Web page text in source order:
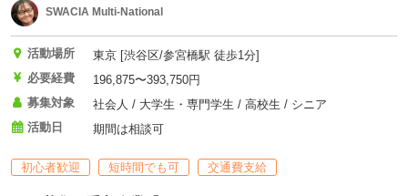
SWACIA Multi-National
活動場所
東京 [渋谷区/参宮橋駅 徒歩1分]
必要経費
196,875〜393,750円
募集対象
社会人 / 大学生・専門学生 / 高校生 / シニア
活動日
期間は相談可
初心者歓迎 短時間でも可 交通費支給